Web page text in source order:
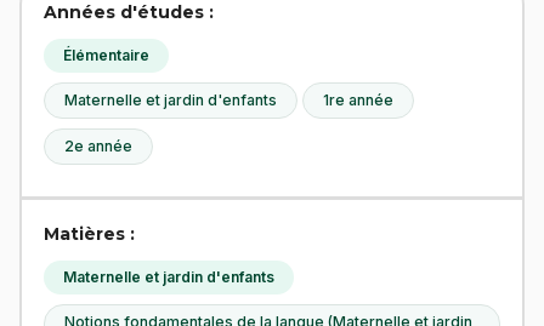
Années d'études :
Élémentaire
Maternelle et jardin d'enfants 1re année
2e année
Matières :
Maternelle et jardin d'enfants
Notions fondamentales de la langue (Maternelle et jardin